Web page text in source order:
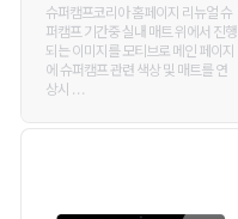
슈퍼캠프코리아 홈페이지 리뉴얼 슈
퍼캠프 기간중 실내 매트 위에서 진행
되는 이미지를 모티브로 메인 페이지
에 슈퍼캠프 관련 색상 및 매트를 연
상시 . . .